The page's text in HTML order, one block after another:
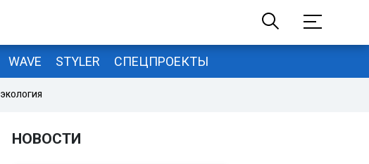
WAVE STYLER СПЕЦПРОЕКТЫ
ЭКОЛОГИЯ
НОВОСТИ